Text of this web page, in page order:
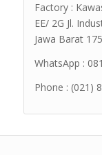
Factory :
EE/ 2G Jl.
Jawa Barat
WhatsApp :
Phone : (021)